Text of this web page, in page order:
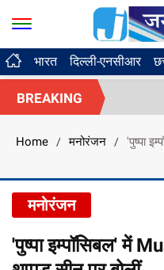
भारत दिल्ली-एनसीआर
BREAKING
Home / मनोरंजन / 'पुष्पा
मनोरंजन
'पुष्पा इम्पॉसिबल' में